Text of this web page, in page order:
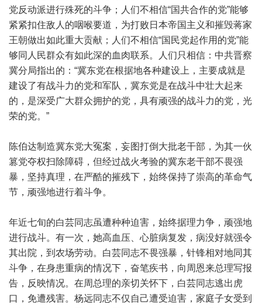
党反动派进行殊死的斗争；人们不相信“国共合作的党”能够
紧紧扣住敌人的咽喉要道，为打败日本帝国主义和摧毁蒋家
王朝做出如此重大贡献；人们不相信“国民党起作用的党”能
够同人民群众有如此深的血肉联系。人们只相信：中共晋察
冀分局指出的：“冀东党在根据地各种建设上，主要成就是
建设了有战斗力的党和军队，冀东党是在战斗中壮大起来
的，是深受广大群众拥护的党，具有顽强的战斗力的党，光
荣的党。”
陈伯达制造冀东党大冤案，妄图打倒大批老干部，为其一伙
篡党夺权扫除障碍，但经过战火考验的冀东老干部不畏强
暴，坚持真理，在严酷的摧残下，始终保持了崇高的革命气
节，顽强地进行着斗争。
年近七旬的白芸同志虽遭种种迫害，始终据理力争，顽强地
进行战斗。有一次，她高血压、心脏病复发，病没好就强令
其出院，到农场劳动。白芸同志不畏强暴，针锋相对地同其
斗争，在身患重病的情况下，奋笔疾书，向周恩来总理写报
告，反映情况。在周总理的亲切关怀下，白芸同志逃出虎
口，免遭残害。杨远同志不仅自己遭受迫害，家庭子女受到